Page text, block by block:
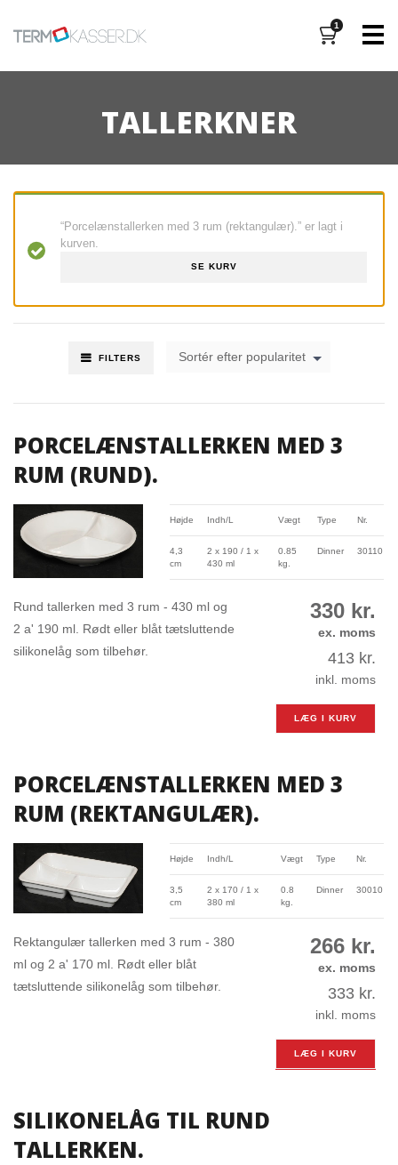
1
TALLERKNER
“Porcelænstallerken med 3 rum (rektangulær).” er lagt i
kurven.
SE KURV
FILTERS Sortér efter popularitet
PORCELÆNSTALLERKEN MED 3
RUM (RUND).
Højde Indh/L Vægt Type Nr.
4,3
cm
2 x 190 / 1 x
430 ml
0.85
kg.
Dinner 30110
Rund tallerken med 3 rum - 430 ml og
2 a' 190 ml. Rødt eller blåt tætsluttende
silikonelåg som tilbehør.
330 kr.
ex. moms
413 kr.
inkl. moms
LÆG I KURV
PORCELÆNSTALLERKEN MED 3
RUM (REKTANGULÆR).
Højde Indh/L Vægt Type Nr.
3,5
cm
2 x 170 / 1 x
380 ml
0.8
kg.
Dinner 30010
Rektangulær tallerken med 3 rum - 380
ml og 2 a' 170 ml. Rødt eller blåt
tætsluttende silikonelåg som tilbehør.
266 kr.
ex. moms
333 kr.
inkl. moms
LÆG I KURV
SILIKONELÅG TIL RUND
TALLERKEN.